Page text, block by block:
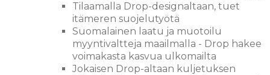
Tilaamalla Drop-designaltaan, tuet
itämeren suojelutyötä
Suomalainen laatu ja muotoilu
myyntivaltteja maailmalla - Drop hakee
voimakasta kasvua ulkomailta
Jokaisen Drop-altaan kuljetuksen